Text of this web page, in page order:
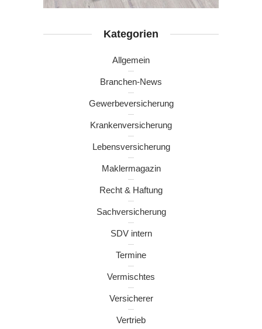
Kategorien
Allgemein
Branchen-News
Gewerbeversicherung
Krankenversicherung
Lebensversicherung
Maklermagazin
Recht & Haftung
Sachversicherung
SDV intern
Termine
Vermischtes
Versicherer
Vertrieb